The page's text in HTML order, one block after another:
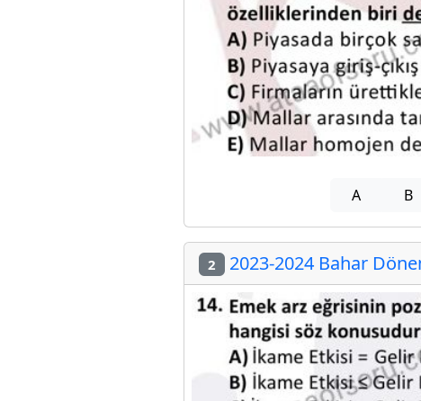
A B
2 2023-2024 Bahar